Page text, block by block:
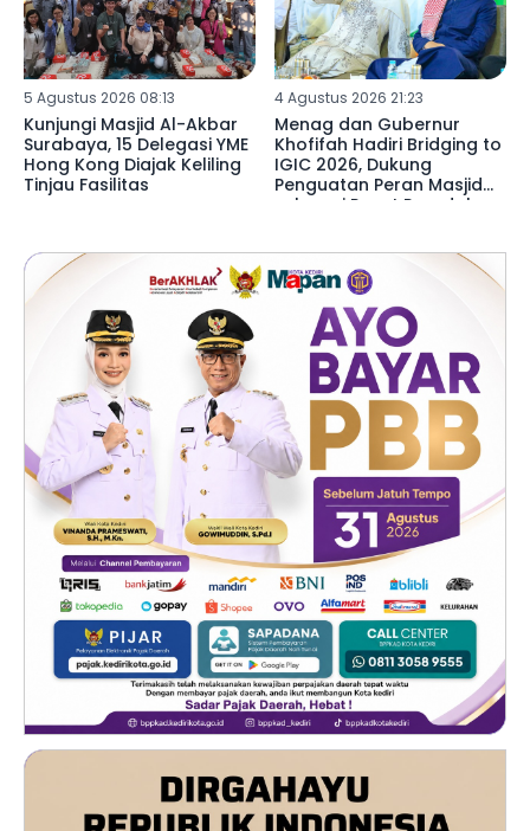
5 Agustus 2026 08:13
Kunjungi Masjid Al-Akbar
Surabaya, 15 Delegasi YME
Hong Kong Diajak Keliling
Tinjau Fasilitas
4 Agustus 2026 21:23
Menag dan Gubernur
Khofifah Hadiri Bridging to
IGIC 2026, Dukung
Penguatan Peran Masjid
sebagai Pusat Peradaban,